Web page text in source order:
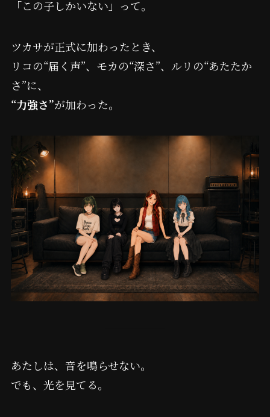
「この子しかいない」って。
ツカサが正式に加わったとき、
リコの“届く声”、モカの“深さ”、ルリの“あたたか
さ”に、
“力強さ”が加わった。
あたしは、音を鳴らせない。
でも、光を見てる。